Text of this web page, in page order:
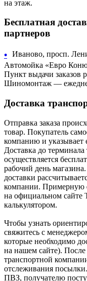
на этаж.
Бесплатная
партнеров
• Иваново, просп.
Автомойка «Евро
Пункт выдачи заказов
Шиномонтаж —
Доставка
Отправка заказа
товар. Покупатель
компанию и указывает
Доставка до
осуществляется
рабочий день
доставки
компании. Примерную
на официальном сайте
калькулятором.
Чтобы узнать
свяжитесь с
которые необходимо
на нашем сайте).
транспортной
отслеживания
ПВЗ, получателю